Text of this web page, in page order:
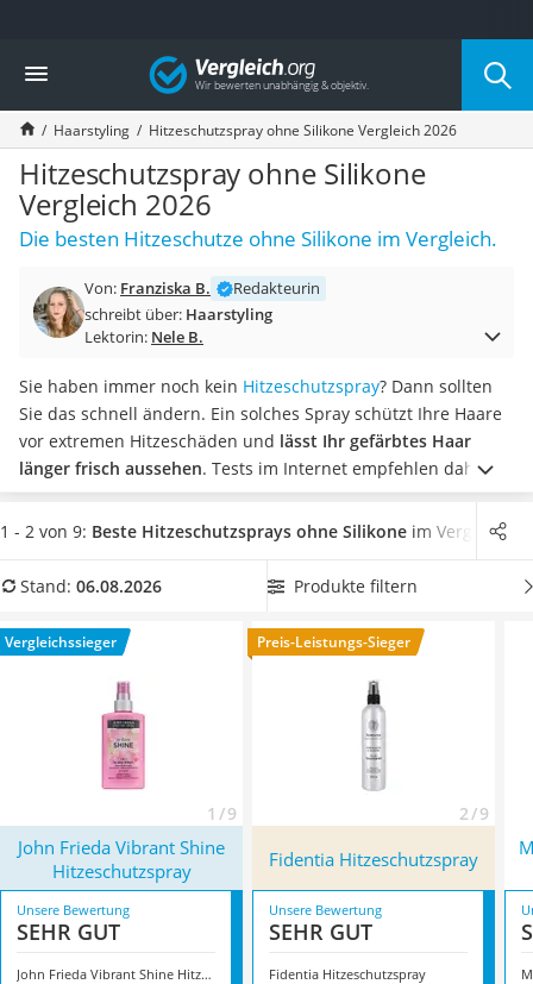
Die beliebtesten Vergleiche nach Kategorie
Drogerie
Inhalator
Haarschneider
Rollator
Braun Rasierer
Katzenklappe (Chip)
Rasierer
Massagepistole
Epilierer
Eiweißpulver
Magnesiumpräparat
Katzenklappe
Nackenmassagegerät
Zeckenschutz Katze
Philips-Sonicare-Zahnbürste
Mineralfutter Pferd
Massagegerät
Service
Vergleich
Haarstyling Hitzeschutzspray ohne Silikone Vergleich 2026
Hitzeschutzspray ohne Silikone
Vergleich 2026
Die besten Hitzeschutze ohne Silikone im Vergleich.
Von: Franziska B.
Redakteurin
schreibt über: Haarstyling
Lektorin: Nele B.
Sie haben immer noch kein Hitzeschutzspray? Dann sollten
Sie das schnell ändern. Ein solches Spray schützt Ihre Haare
vor extremen Hitzeschäden und lässt Ihr gefärbtes Haar
länger frisch aussehen. Tests im Internet empfehlen daher,
ein Hitzeschutzspray in die tägliche Routine einzubauen.
Wählen Sie jetzt aus unserer Vergleichstabelle ein veganes
schlechtes Gewissen schützen können. Überzeugt hat uns
Vibrant Shine Hitzeschutzspray* mit seinen Eigenschaften.
1 - 2 von 9: Beste Hitzeschutzsprays ohne Silikone im Vergleich
Stand: 06.08.2026 Produkte filtern
Vergleichssieger
1 / 9
Preis-Leistungs-Sieger
2 / 9
John Frieda Vibrant Shine
Hitzeschutzspray
Fidentia Hitzeschutzspray
Unsere Bewertung
SEHR GUT
John Frieda Vibrant Shine Hitzeschutzspray
Unsere Bewertung
SEHR GUT
Fidentia Hitzeschutzspray